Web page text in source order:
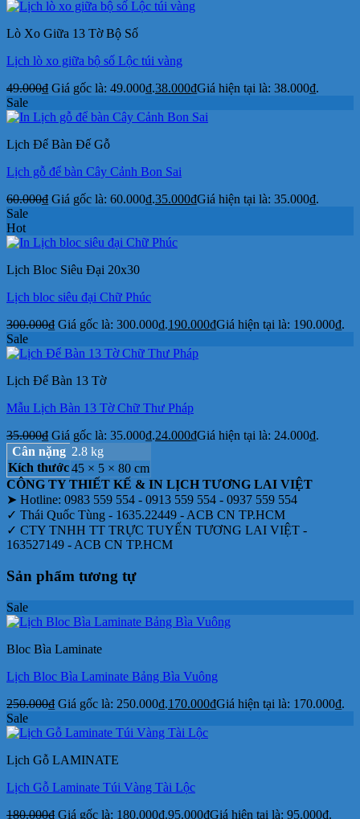
Lò Xo Giữa 13 Tờ Bộ Số
Lịch lò xo giữa bộ số Lộc túi vàng
49.000₫ Giá gốc là: 49.000₫.38.000₫Giá hiện tại là: 38.000₫.
Sale
Lịch Để Bàn Đế Gỗ
Lịch gỗ để bàn Cây Cảnh Bon Sai
60.000₫ Giá gốc là: 60.000₫.35.000₫Giá hiện tại là: 35.000₫.
Sale
Hot
Lịch Bloc Siêu Đại 20x30
Lịch bloc siêu đại Chữ Phúc
300.000₫ Giá gốc là: 300.000₫.190.000₫Giá hiện tại là: 190.000₫.
Sale
Lịch Để Bàn 13 Tờ
Mẫu Lịch Bàn 13 Tờ Chữ Thư Pháp
35.000₫ Giá gốc là: 35.000₫.24.000₫Giá hiện tại là: 24.000₫.
Cân nặng 2.8 kg
Kích thước45 × 5 × 80 cm
CÔNG TY THIẾT KẾ & IN LỊCH TƯƠNG LAI VIỆT
➤ Hotline: 0983 559 554 - 0913 559 554 - 0937 559 554
✓ Thái Quốc Tùng - 1635.22449 - ACB CN TP.HCM
✓ CTY TNHH TT TRỰC TUYẾN TƯƠNG LAI VIỆT -
163527149 - ACB CN TP.HCM
Sản phẩm tương tự
Sale
Bloc Bìa Laminate
Lịch Bloc Bìa Laminate Bảng Bìa Vuông
250.000₫ Giá gốc là: 250.000₫.170.000₫Giá hiện tại là: 170.000₫.
Sale
Lịch Gỗ LAMINATE
Lịch Gỗ Laminate Túi Vàng Tài Lộc
180.000₫ Giá gốc là: 180.000₫.95.000₫Giá hiện tại là: 95.000₫.